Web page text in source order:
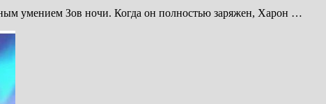
умением Зов ночи. Когда он полностью заряжен, Харон …